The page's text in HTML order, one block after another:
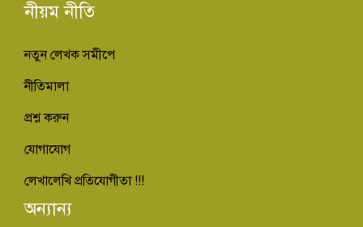
নীয়ম নীতি
নতুন লেখক সমীপে
নীতিমালা
প্রশ্ন করুন
যোগাযোগ
লেখালেখি প্রতিযোগীতা !!!
অন্যান্য